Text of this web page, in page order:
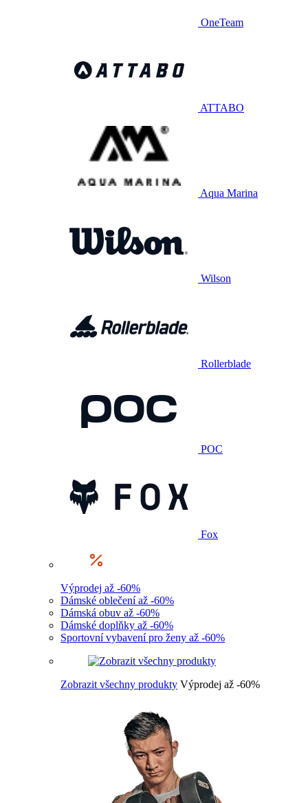
OneTeam
ATTABO
Aqua Marina
Wilson
Rollerblade
POC
Fox
Výprodej až -60%
Dámské oblečení až -60%
Dámská obuv až -60%
Dámské doplňky až -60%
Sportovní vybavení pro ženy až -60%
Zobrazit všechny produkty Výprodej až -60%